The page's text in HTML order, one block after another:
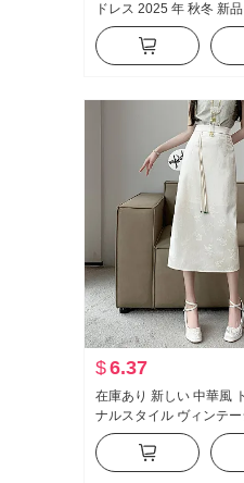
ドレス 2025 年 秋冬 新
ト スリム効果 ミドル丈
カート
$6.37
在庫あり 新しい 中華風
ナルスタイル ヴィンテー
女性 表示 やせている A
ート スカート 2025 春夏
カート